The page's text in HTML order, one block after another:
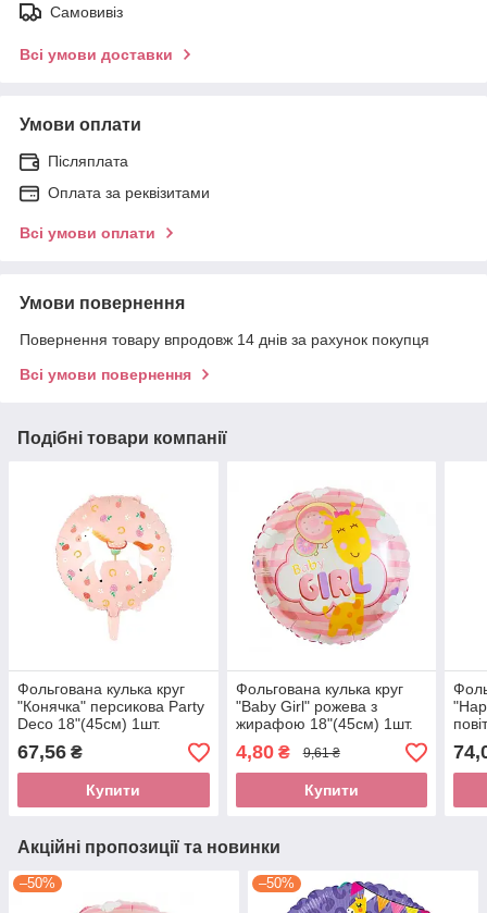
Самовивіз
Всі умови доставки
Умови оплати
Післяплата
Оплата за реквізитами
Всі умови оплати
Умови повернення
Повернення товару впродовж 14 днів за рахунок покупця
Всі умови повернення
Подібні товари компанії
Фольгована кулька круг
"Конячка" персикова Party
Deco 18"(45см) 1шт.
67,56 ₴
Купити
Фольгована кулька круг
"Baby Girl" рожева з
жирафою 18"(45см) 1шт.
4,80₴ 9,61 ₴
Купити
Акційні пропозиції та новинки
–50% –50%